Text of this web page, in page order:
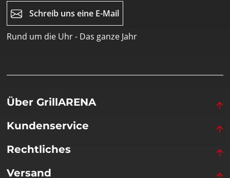
Schreib uns eine E-Mail
Rund um die Uhr - Das ganze Jahr
Über GrillARENA
Kundenservice
Rechtliches
Versand